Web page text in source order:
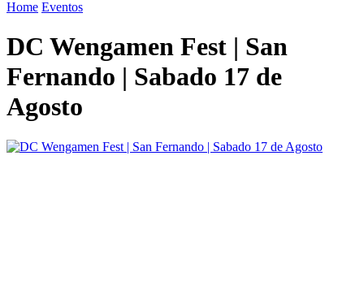
Home Eventos
DC Wengamen Fest | San
Fernando | Sabado 17 de
Agosto